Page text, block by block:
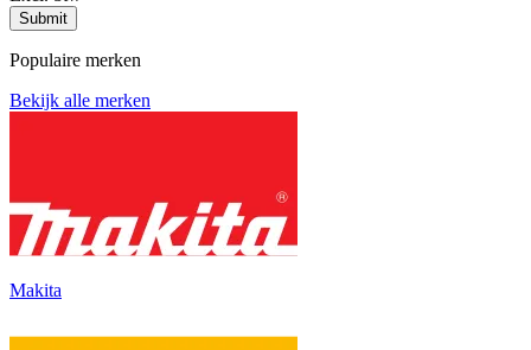
Submit
Populaire merken
Bekijk alle merken
Makita